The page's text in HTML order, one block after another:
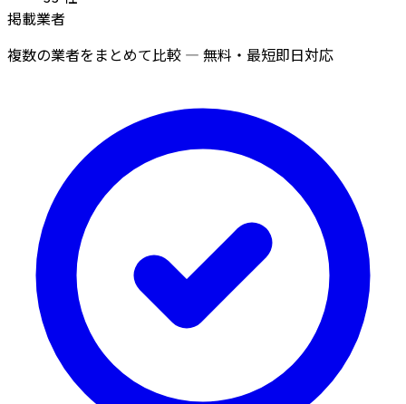
掲載業者
複数の業者をまとめて比較 — 無料・最短即日対応